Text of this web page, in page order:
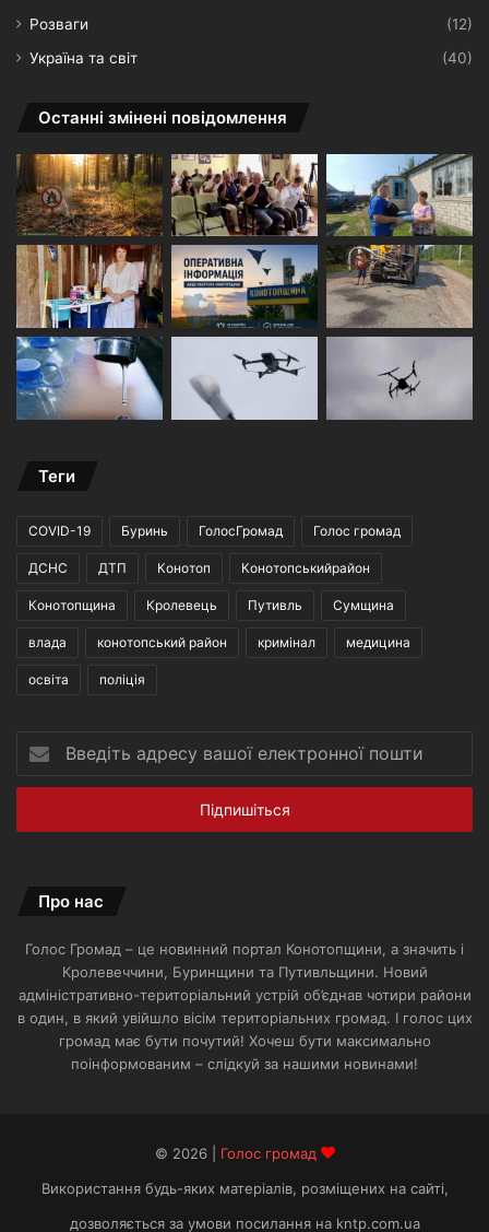
Розваги
(12)
Україна та світ
(40)
Останні змінені повідомлення
Теги
COVID-19 Буринь ГолосГромад Голос громад
ДСНС ДТП Конотоп Конотопськийрайон
Конотопщина Кролевець Путивль Сумщина
влада конотопський район кримінал медицина
освіта поліція
адресу
вашої
пошти
Про нас
Голос Громад – це новинний портал Конотопщини, а значить і
Кролевеччини, Буринщини та Путивльщини. Новий
адміністративно-територіальний устрій об’єднав чотири райони
в один, в який увійшло вісім територіальних громад. І голос цих
громад має бути почутий! Хочеш бути максимально
поінформованим – слідкуй за нашими новинами!
© 2026 | Голос громад
Використання будь-яких матеріалів, розміщених на сайті,
дозволяється за умови посилання на kntp.com.ua